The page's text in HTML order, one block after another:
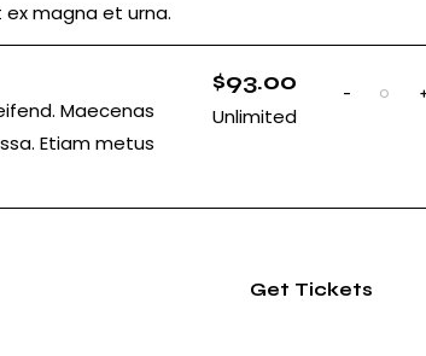
magna et urna.
Maecenas
Etiam metus
$93.00
Unlimited
-
Q
i
Get Tickets